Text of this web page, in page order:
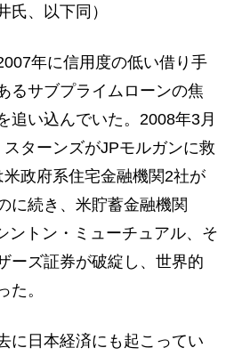
氏、以下同）
年に信用度の低い借り手
るサブプライムローンの焦
追い込んでいた。2008年3月
ターンズがJPモルガンに救
政府系住宅金融機関2社が
に続き、米貯蓄金融機関
ントン・ミューチュアル、そ
ーズ証券が破綻し、世界的
た。
に日本経済にも起こってい